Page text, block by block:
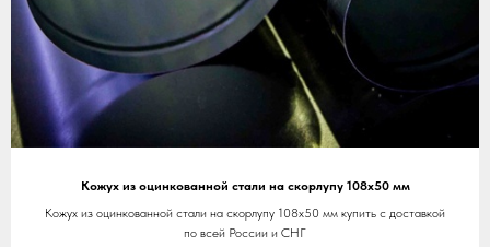
Кожух из оцинкованной стали на скорлупу 108х50 мм
Кожух из оцинкованной стали на скорлупу 108х50 мм купить с доставкой
по всей России и СНГ